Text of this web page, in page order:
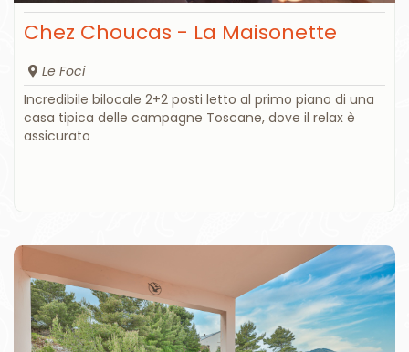
Chez Choucas - La Maisonette
Le Foci
Incredibile bilocale 2+2 posti letto al primo piano di una
casa tipica delle campagne Toscane, dove il relax è
assicurato